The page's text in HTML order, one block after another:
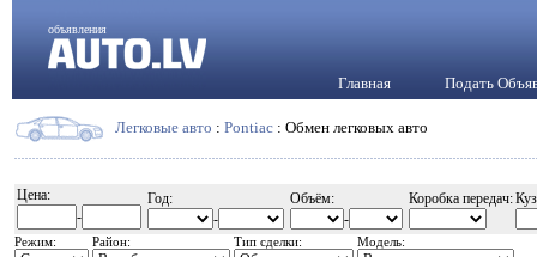
объявления
Главная Подать
Легковые авто : Pontiac : Обмен легковых авто
Цена:
-
Год:
-
Объём:
-
Коробка передач:
Режим: Район: Тип сделки: Модель: